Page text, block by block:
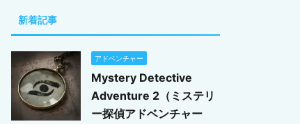
新着記事
アドベンチャー
Mystery Detective
Adventure 2（ミステリ
ー探偵アドベンチャー